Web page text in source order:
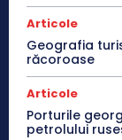
Articole
Geografia
răcoroase
Articole
Porturile
petrolului